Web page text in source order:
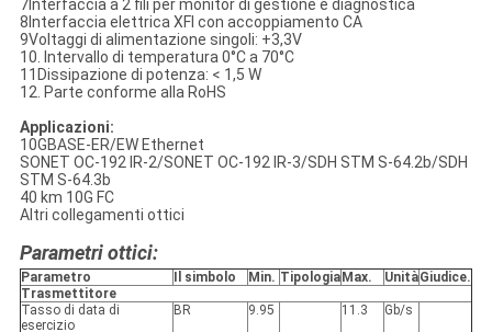
7Interfaccia a 2 fili per monitor di gestione e diagnostica
8Interfaccia elettrica XFI con accoppiamento CA
9Voltaggi di alimentazione singoli: +3,3V
10. Intervallo di temperatura 0°C a 70°C
11Dissipazione di potenza: < 1,5 W
12. Parte conforme alla RoHS
Applicazioni:
10GBASE-ER/EW Ethernet
SONET OC-192 IR-2/SONET OC-192 IR-3/SDH STM S-64.2b/SDH
STM S-64.3b
40 km 10G FC
Altri collegamenti ottici
Parametri ottici:
Parametro Il simbolo Min. Tipologia Max. UnitàGiudice.
Trasmettitore
Tasso di data di
esercizio
BR 9.95 11.3 Gb/s